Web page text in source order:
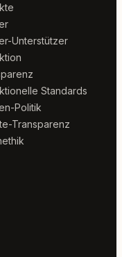
Unterstützer
Standards
Politik
Transparenz